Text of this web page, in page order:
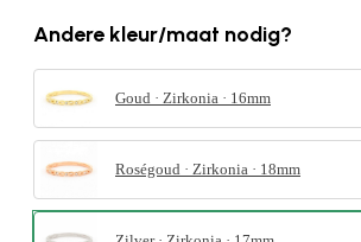
Andere kleur/maat nodig?
Goud · Zirkonia · 16mm
Roségoud · Zirkonia · 18mm